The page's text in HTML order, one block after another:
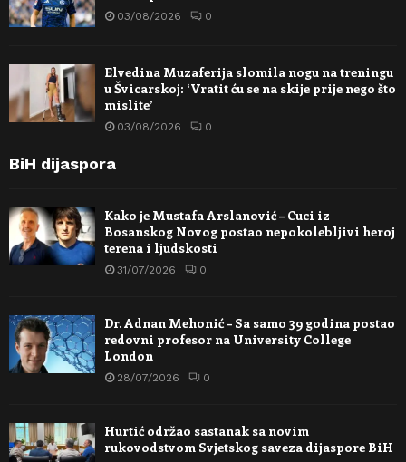
03/08/2026 0
Elvedina Muzaferija slomila nogu na treningu
u Švicarskoj: ‘Vratit ću se na skije prije nego što
mislite’
03/08/2026 0
BiH dijaspora
Kako je Mustafa Arslanović – Cuci iz
Bosanskog Novog postao nepokolebljivi heroj
terena i ljudskosti
31/07/2026 0
Dr. Adnan Mehonić – Sa samo 39 godina postao
redovni profesor na University College
London
28/07/2026 0
Hurtić održao sastanak sa novim
rukovodstvom Svjetskog saveza dijaspore BiH